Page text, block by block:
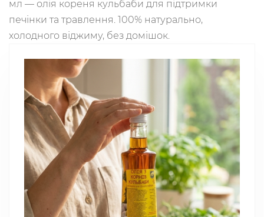
мл — олія кореня кульбаби для підтримки
печінки та травлення. 100% натурально,
холодного віджиму, без домішок.